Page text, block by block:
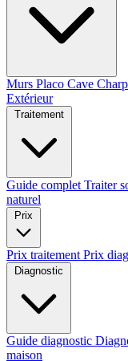
Murs Placo Cave
Extérieur
Guide complet Traiter
naturel
Prix traitement Prix
Guide diagnostic
maison